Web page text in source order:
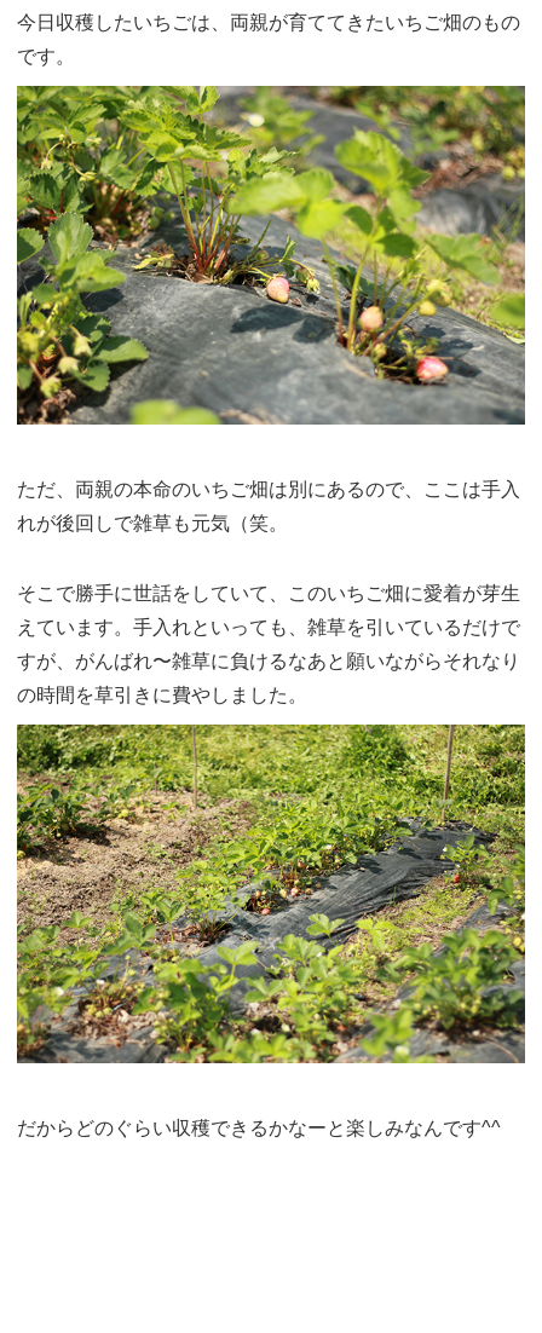
今日収穫したいちごは、両親が育ててきたいちご畑のもの
です。
ただ、両親の本命のいちご畑は別にあるので、ここは手入
れが後回しで雑草も元気（笑。
そこで勝手に世話をしていて、このいちご畑に愛着が芽生
えています。手入れといっても、雑草を引いているだけで
すが、がんばれ〜雑草に負けるなあと願いながらそれなり
の時間を草引きに費やしました。
だからどのぐらい収穫できるかなーと楽しみなんです^^